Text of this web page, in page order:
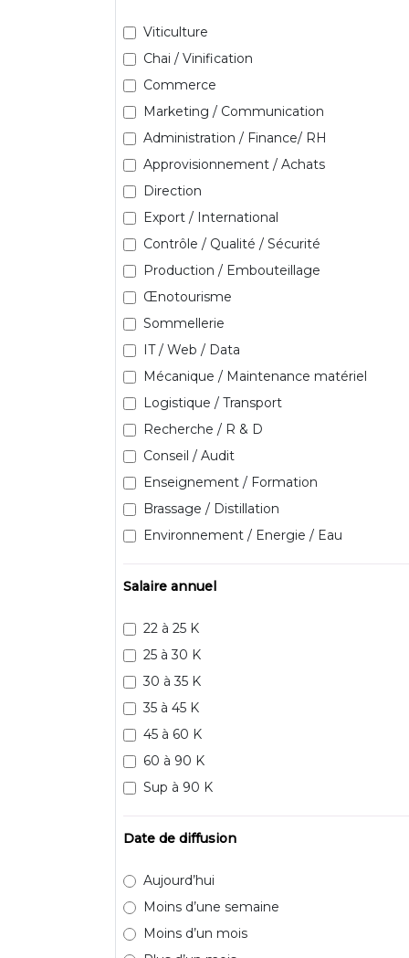
Viticulture
Chai / Vinification
Commerce
Marketing / Communication
Administration / Finance/ RH
Approvisionnement / Achats
Direction
Export / International
Contrôle / Qualité / Sécurité
Production / Embouteillage
Œnotourisme
Sommellerie
IT / Web / Data
Mécanique / Maintenance matériel
Logistique / Transport
Recherche / R & D
Conseil / Audit
Enseignement / Formation
Brassage / Distillation
Environnement / Energie / Eau
Salaire annuel
22 à 25 K
25 à 30 K
30 à 35 K
35 à 45 K
45 à 60 K
60 à 90 K
Sup à 90 K
Date de diffusion
Aujourd’hui
Moins d’une semaine
Moins d’un mois